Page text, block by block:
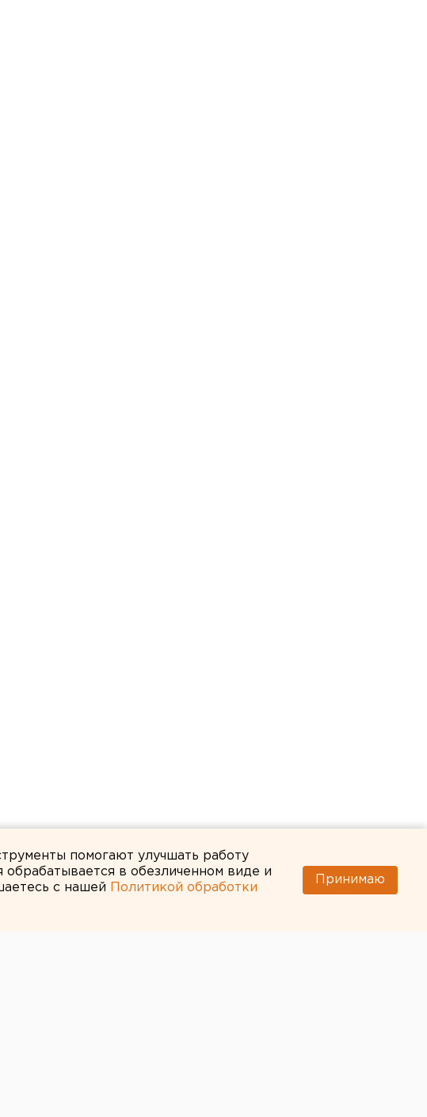
помогают улучшать работу
в обезличенном виде и
с нашей
Политикой обработки
Принимаю